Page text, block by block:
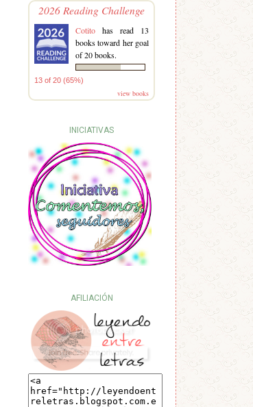
2026 Reading Challenge
Cotito has read 13
books toward her goal
of 20 books.
13 of 20 (65%)
view books
INICIATIVAS
AFILIACIÓN